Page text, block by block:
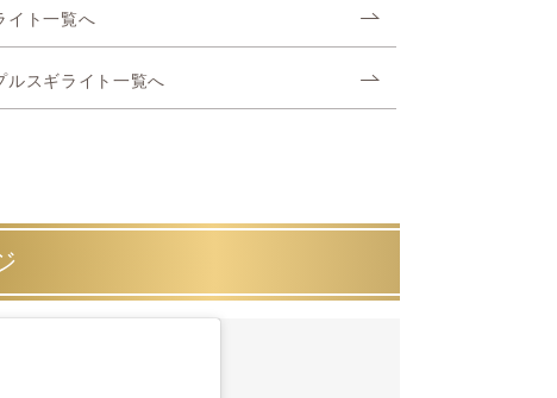
イト一覧へ
ルスギライト一覧へ